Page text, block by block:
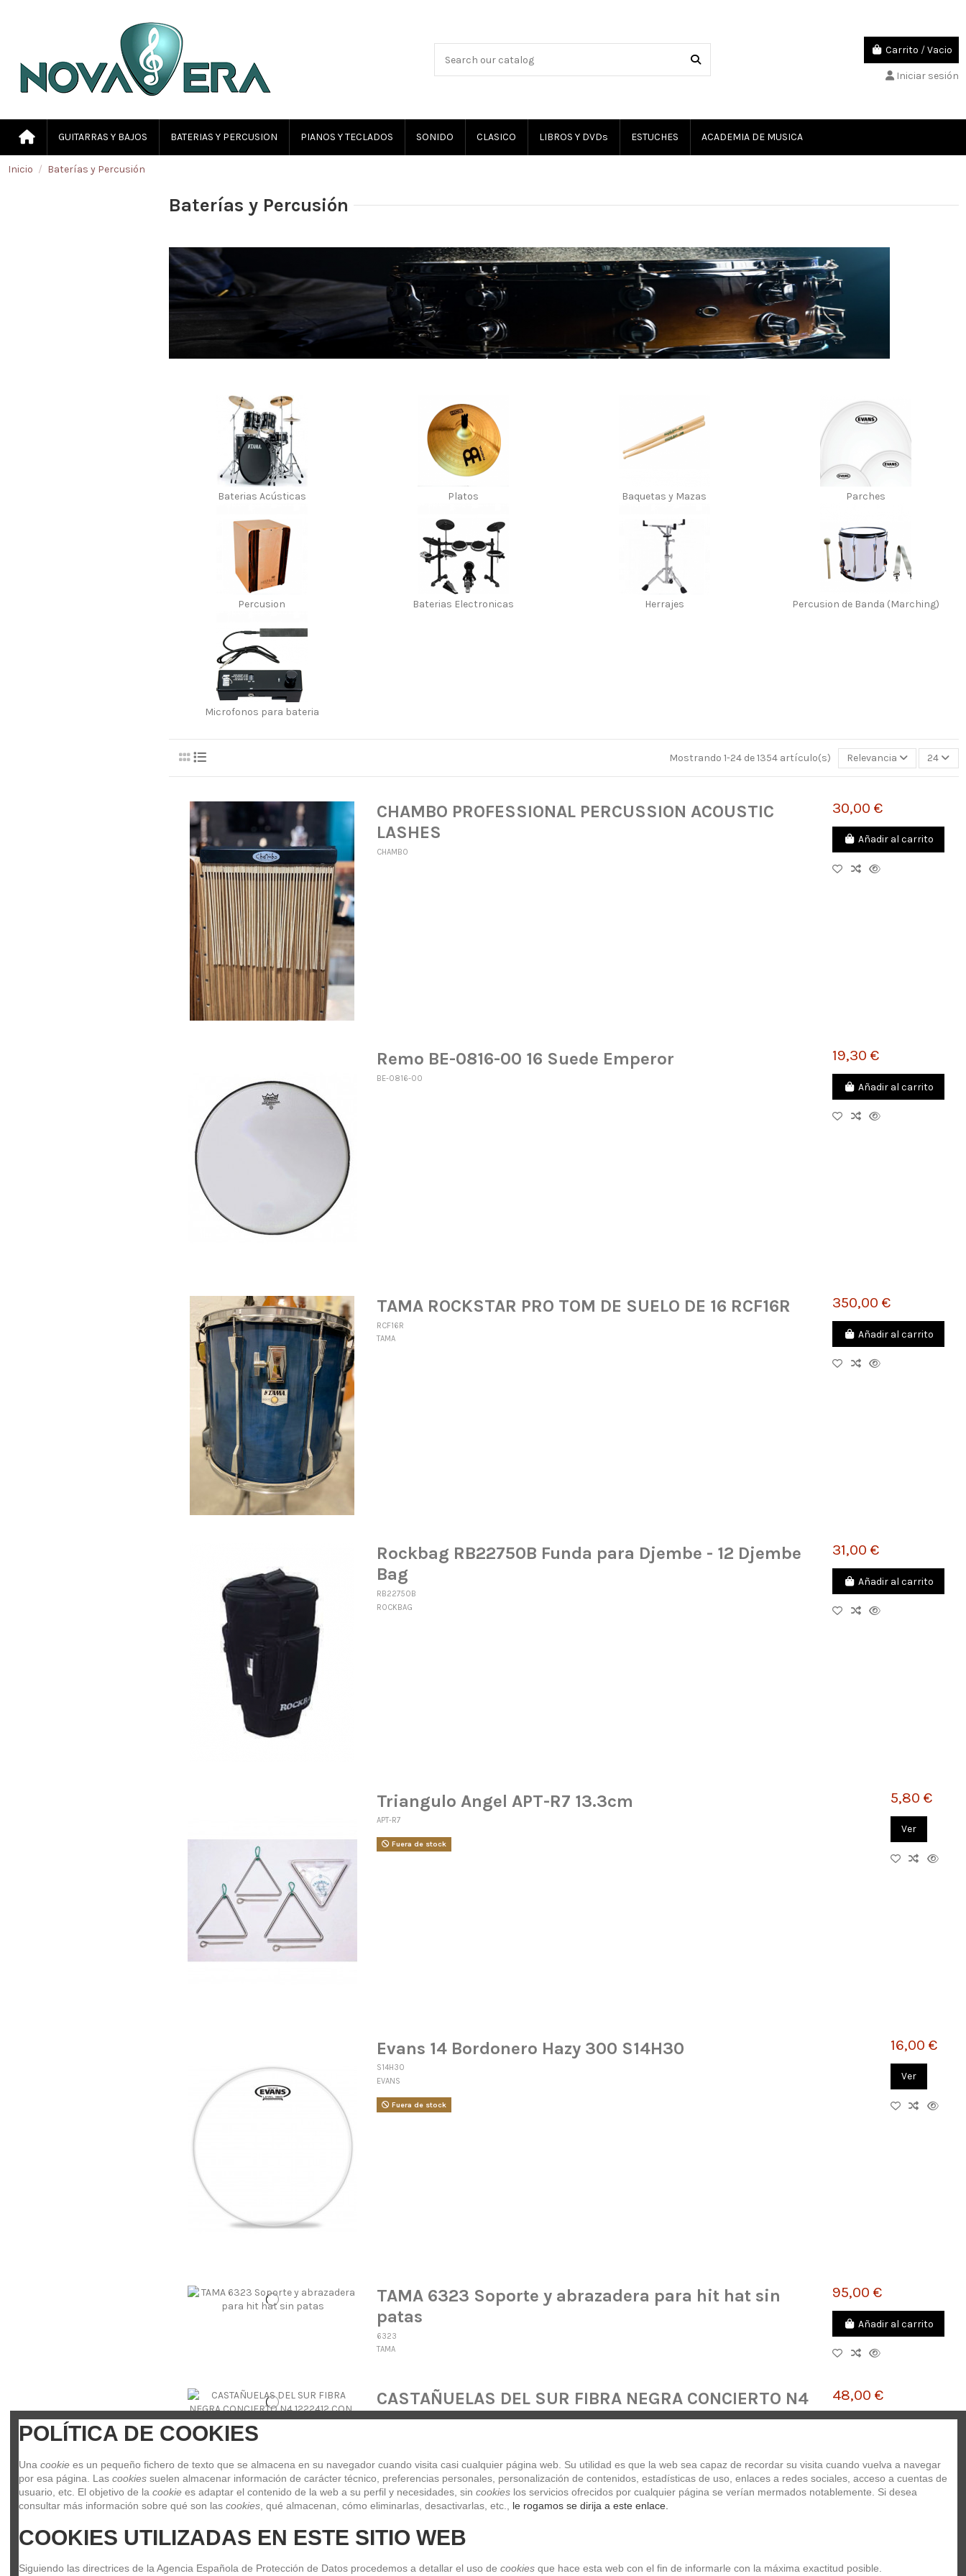
Carrito /Vacio
Iniciar sesión
GUITARRAS Y BAJOS BATERIAS Y PERCUSION PIANOS Y TECLADOS SONIDO CLASICO LIBROS Y DVDs ESTUCHES ACADEMIA DE MUSICA
Inicio Baterías y Percusión
Baterías y Percusión
Baterias Acústicas Platos Baquetas y Mazas Parches
Percusion Baterias Electronicas Herrajes Percusion de Banda (Marching)
Microfonos para bateria
Mostrando 1-24 de 1354 artículo(s) Relevancia 24
CHAMBO PROFESSIONAL PERCUSSION ACOUSTIC
LASHES
CHAMBO
30,00 €
Añadir al carrito
Remo BE-0816-00 16 Suede Emperor
BE-0816-00
19,30 €
Añadir al carrito
TAMA ROCKSTAR PRO TOM DE SUELO DE 16 RCF16R
RCF16R
TAMA
350,00 €
Añadir al carrito
Rockbag RB22750B Funda para Djembe - 12 Djembe
Bag
RB22750B
ROCKBAG
31,00 €
Añadir al carrito
Triangulo Angel APT-R7 13.3cm
APT-R7
Fuera de stock
5,80 €
Ver
Evans 14 Bordonero Hazy 300 S14H30
S14H30
EVANS
Fuera de stock
16,00 €
Ver
TAMA 6323 Soporte y abrazadera para hit hat sin
patas
6323
TAMA
95,00 €
Añadir al carrito
CASTAÑUELAS DEL SUR FIBRA NEGRA CONCIERTO N4
1222412 CON FUNDA
48,00 €
TAMA FLOOR TOM RPF14DCBL
TAMA
425,00 €
POLÍTICA DE COOKIES
Una cookie es un pequeño fichero de texto que se almacena en su navegador cuando visita casi cualquier página web. Su utilidad es que la web sea capaz de recordar su visita cuando vuelva a navegar
por esa página. Las cookies suelen almacenar información de carácter técnico, preferencias personales, personalización de contenidos, estadísticas de uso, enlaces a redes sociales, acceso a cuentas de
usuario, etc. El objetivo de la cookie es adaptar el contenido de la web a su perfil y necesidades, sin cookies los servicios ofrecidos por cualquier página se verían mermados notablemente. Si desea
consultar más información sobre qué son las cookies , qué almacenan, cómo eliminarlas, desactivarlas, etc., le rogamos se dirija a este enlace.
COOKIES UTILIZADAS EN ESTE SITIO WEB
Siguiendo las directrices de la Agencia Española de Protección de Datos procedemos a detallar el uso de cookies que hace esta web con el fin de informarle con la máxima exactitud posible.